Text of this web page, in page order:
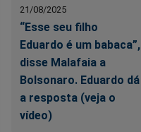
21/08/2025
“Esse seu filho
Eduardo é um babaca”,
disse Malafaia a
Bolsonaro. Eduardo dá
a resposta (veja o
vídeo)